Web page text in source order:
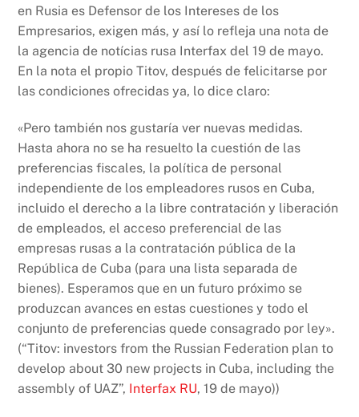
en Rusia es Defensor de los Intereses de los
Empresarios, exigen más, y así lo refleja una nota de
la agencia de notícias rusa Interfax del 19 de mayo.
En la nota el propio Titov, después de felicitarse por
las condiciones ofrecidas ya, lo dice claro:
«Pero también nos gustaría ver nuevas medidas.
Hasta ahora no se ha resuelto la cuestión de las
preferencias fiscales, la política de personal
independiente de los empleadores rusos en Cuba,
incluido el derecho a la libre contratación y liberación
de empleados, el acceso preferencial de las
empresas rusas a la contratación pública de la
República de Cuba (para una lista separada de
bienes). Esperamos que en un futuro próximo se
produzcan avances en estas cuestiones y todo el
conjunto de preferencias quede consagrado por ley».
(“Titov: investors from the Russian Federation plan to
develop about 30 new projects in Cuba, including the
assembly of UAZ”, Interfax RU, 19 de mayo))